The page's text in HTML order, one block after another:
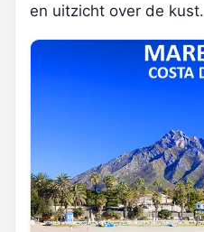
en uitzicht over de kust.